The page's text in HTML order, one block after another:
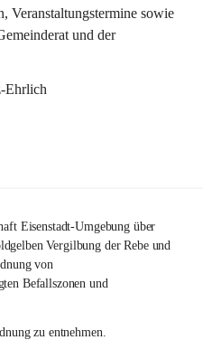
Veranstaltungstermine sowie
und der
Ehrlich
Eisenstadt-Umgebung über
Vergilbung der Rebe und
von
Befallszonen und
zu entnehmen.